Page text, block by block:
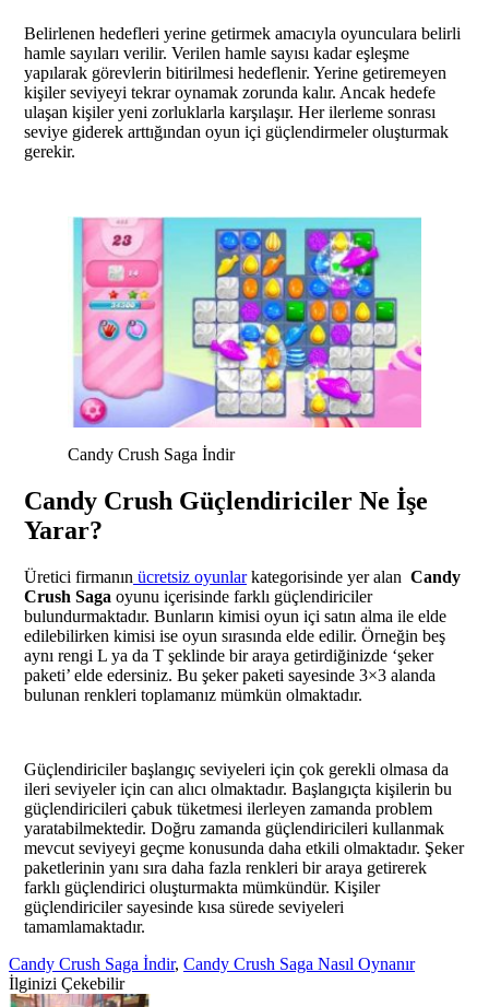
Belirlenen hedefleri yerine getirmek amacıyla oyunculara belirli
hamle sayıları verilir. Verilen hamle sayısı kadar eşleşme
yapılarak görevlerin bitirilmesi hedeflenir. Yerine getiremeyen
kişiler seviyeyi tekrar oynamak zorunda kalır. Ancak hedefe
ulaşan kişiler yeni zorluklarla karşılaşır. Her ilerleme sonrası
seviye giderek arttığından oyun içi güçlendirmeler oluşturmak
gerekir.
Candy Crush Saga İndir
Candy Crush Güçlendiriciler Ne İşe
Yarar?
Üretici firmanın ücretsiz oyunlarkategorisinde yer alan Candy
Crush Saga oyunu içerisinde farklı güçlendiriciler
bulundurmaktadır. Bunların kimisi oyun içi satın alma ile elde
edilebilirken kimisi ise oyun sırasında elde edilir. Örneğin beş
aynı rengi L ya da T şeklinde bir araya getirdiğinizde ‘şeker
paketi’ elde edersiniz. Bu şeker paketi sayesinde 3×3 alanda
bulunan renkleri toplamanız mümkün olmaktadır.
Güçlendiriciler başlangıç seviyeleri için çok gerekli olmasa da
ileri seviyeler için can alıcı olmaktadır. Başlangıçta kişilerin bu
güçlendiricileri çabuk tüketmesi ilerleyen zamanda problem
yaratabilmektedir. Doğru zamanda güçlendiricileri kullanmak
mevcut seviyeyi geçme konusunda daha etkili olmaktadır. Şeker
paketlerinin yanı sıra daha fazla renkleri bir araya getirerek
farklı güçlendirici oluşturmakta mümkündür. Kişiler
güçlendiriciler sayesinde kısa sürede seviyeleri
tamamlamaktadır.
Candy Crush Saga İndir, Candy Crush Saga Nasıl Oynanır
İlginizi Çekebilir